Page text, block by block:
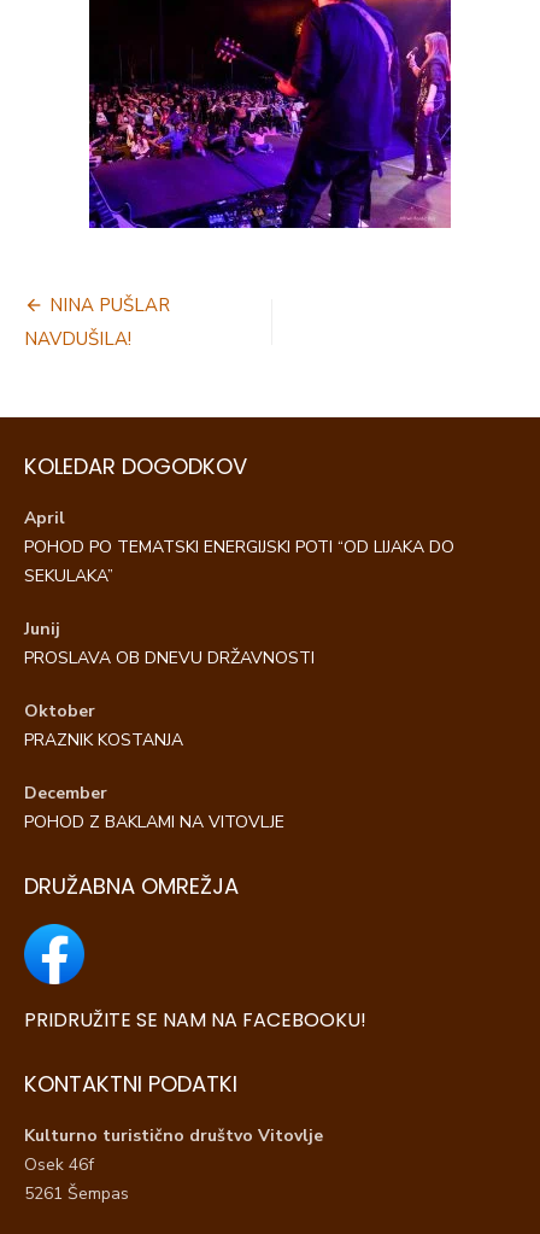
Navigacija
prispevka
NINA PUŠLAR
NAVDUŠILA!
KOLEDAR DOGODKOV
April
POHOD PO TEMATSKI ENERGIJSKI POTI “OD LIJAKA DO
SEKULAKA”
Junij
PROSLAVA OB DNEVU DRŽAVNOSTI
Oktober
PRAZNIK KOSTANJA
December
POHOD Z BAKLAMI NA VITOVLJE
DRUŽABNA OMREŽJA
PRIDRUŽITE SE NAM NA FACEBOOKU!
KONTAKTNI PODATKI
Kulturno turistično društvo Vitovlje
Osek 46f
5261 Šempas